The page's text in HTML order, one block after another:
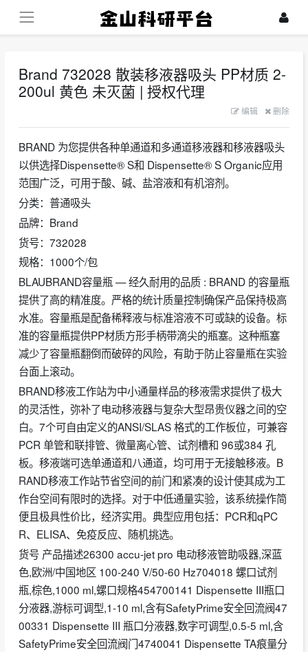
Brand 732028 散装移液器吸头 PP材质 2-
200ul 黄色 未灭菌 | 授权代理
编辑 删除
BRAND 为您提供各种单通道和多通道移液器和移液器吸头
以供选择Dispensette® S和 Dispensette® S Organic应用
范围广泛，可用于酸、碱、盐溶液和有机溶剂。
分类：普通吸头
品牌：Brand
货号：732028
规格：1000个/包
BLAUBRAND容量瓶 — 经久耐用的品质 : BRAND 的容量瓶
提供了高的精准度。严格的统计质量控制确保产品保持极高
水准。容量瓶是配备稀释液与标准溶液不可或缺的设备。标
准的容量瓶提供PP材质方形手柄带滴尖的瓶塞。这种瓶塞
减少了容量瓶翻倒而破碎的风险，有助于防止容量瓶在实验
台面上滚动。
BRAND移液工作站为中小通量样品的移液需求提供了极大
的灵活性，弥补了电动移液器与复杂大型昂贵仪器之间的空
白。7个可自由定义的ANSI/SLAS 格式的工作板位，可兼容
PCR 单管和联排管、微量离心管、试剂槽和 96或384 孔
板。移液端可选单通道和八通道，均可用于无接触移液。B
RAND移液工作站节省空间的前门和紧凑的设计使其成为工
作台空间有限时的选择。对于中低通量实验，该系统操作简
便且极具性价比，经济实用。典型应用包括：PCR和qPC
R、ELISA、免疫反应、随机挑选。
货号 产品描述26300 accu-jet pro 电动移液管助吸器,深蓝
色,欧洲/中国地区 100-240 V/50-60 Hz704018 螺口试剂
瓶,棕色,1000 ml,螺口规格454700141 Dispensette III瓶口
分液器,游标可调型,1-10 ml,含有SafetyPrime安全回流阀47
00331 Dispensette III 瓶口分液器,数字可调型,0.5-5 ml,含
SafetyPrime安全回流阀门4740041 Dispensette TA痕量分